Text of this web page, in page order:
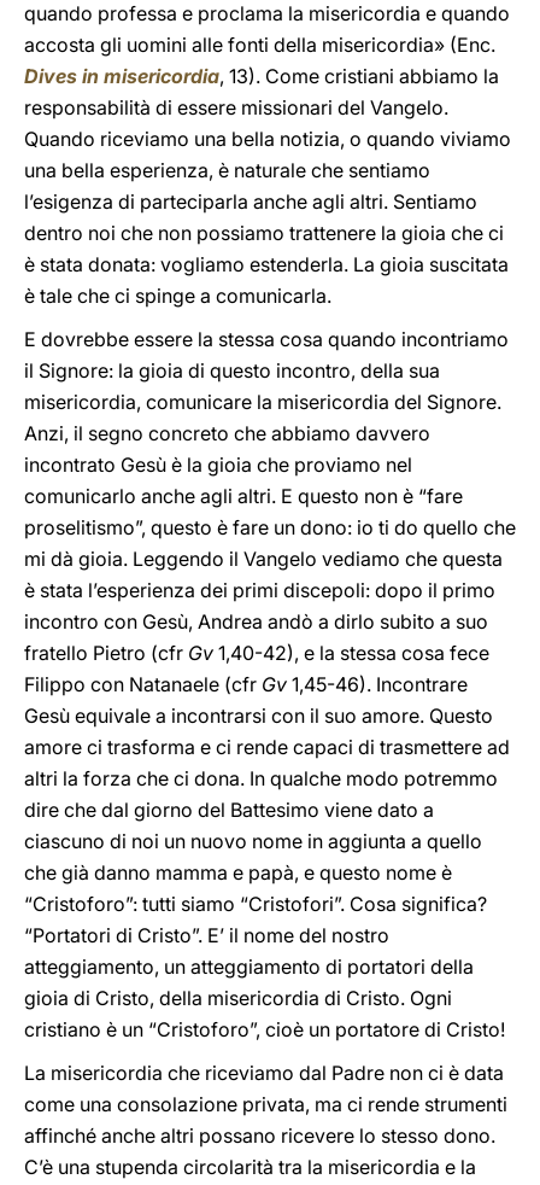
quando professa e proclama la misericordia e quando
accosta gli uomini alle fonti della misericordia» (Enc.
Dives in misericordia, 13). Come cristiani abbiamo la
responsabilità di essere missionari del Vangelo.
Quando riceviamo una bella notizia, o quando viviamo
una bella esperienza, è naturale che sentiamo
l’esigenza di parteciparla anche agli altri. Sentiamo
dentro noi che non possiamo trattenere la gioia che ci
è stata donata: vogliamo estenderla. La gioia suscitata
è tale che ci spinge a comunicarla.
E dovrebbe essere la stessa cosa quando incontriamo
il Signore: la gioia di questo incontro, della sua
misericordia, comunicare la misericordia del Signore.
Anzi, il segno concreto che abbiamo davvero
incontrato Gesù è la gioia che proviamo nel
comunicarlo anche agli altri. E questo non è “fare
proselitismo”, questo è fare un dono: io ti do quello che
mi dà gioia. Leggendo il Vangelo vediamo che questa
è stata l’esperienza dei primi discepoli: dopo il primo
incontro con Gesù, Andrea andò a dirlo subito a suo
fratello Pietro (cfr Gv 1,40-42), e la stessa cosa fece
Filippo con Natanaele (cfr Gv 1,45-46). Incontrare
Gesù equivale a incontrarsi con il suo amore. Questo
amore ci trasforma e ci rende capaci di trasmettere ad
altri la forza che ci dona. In qualche modo potremmo
dire che dal giorno del Battesimo viene dato a
ciascuno di noi un nuovo nome in aggiunta a quello
che già danno mamma e papà, e questo nome è
“Cristoforo”: tutti siamo “Cristofori”. Cosa significa?
“Portatori di Cristo”. E’ il nome del nostro
atteggiamento, un atteggiamento di portatori della
gioia di Cristo, della misericordia di Cristo. Ogni
cristiano è un “Cristoforo”, cioè un portatore di Cristo!
La misericordia che riceviamo dal Padre non ci è data
come una consolazione privata, ma ci rende strumenti
affinché anche altri possano ricevere lo stesso dono.
C’è una stupenda circolarità tra la misericordia e la